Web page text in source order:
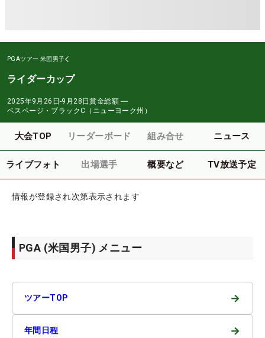
PGAツアー 米国男子
ライダーカップ
2025年9月26日-9月28日賞金総額 ―
ベスページ・ブラックC（ニューヨーク州）
大会TOP リーダーボード 組み合せ ニュース
ライブフォト 出場選手 概要など TV放送予定
情報が登録され次第表示されます
PGA (米国男子) メニュー
ツアーTOP →
年間日程 →